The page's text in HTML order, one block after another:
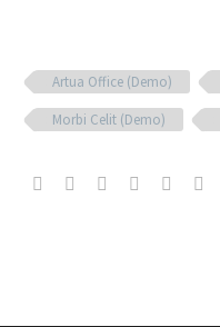
Artua Office (Demo)
Morbi Celit (Demo)